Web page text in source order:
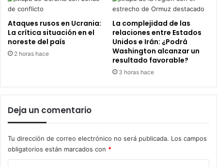
Ataques rusos en Ucrania:
La crítica situación en el
noreste del país
2 horas hace
La complejidad de las
relaciones entre Estados
Unidos e Irán: ¿Podrá
Washington alcanzar un
resultado favorable?
3 horas hace
Deja un comentario
Tu dirección de correo electrónico no será publicada. Los campos
obligatorios están marcados con *